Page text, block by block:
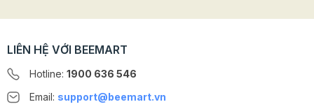
LIÊN HỆ VỚI BEEMART
Hotline: 1900 636 546
Email: support@beemart.vn